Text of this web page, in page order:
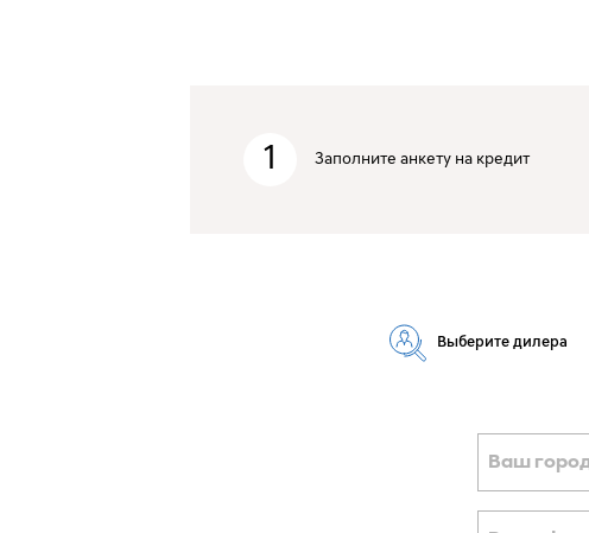
1 Заполните анкету на кредит
Выберите дилера
Ваш